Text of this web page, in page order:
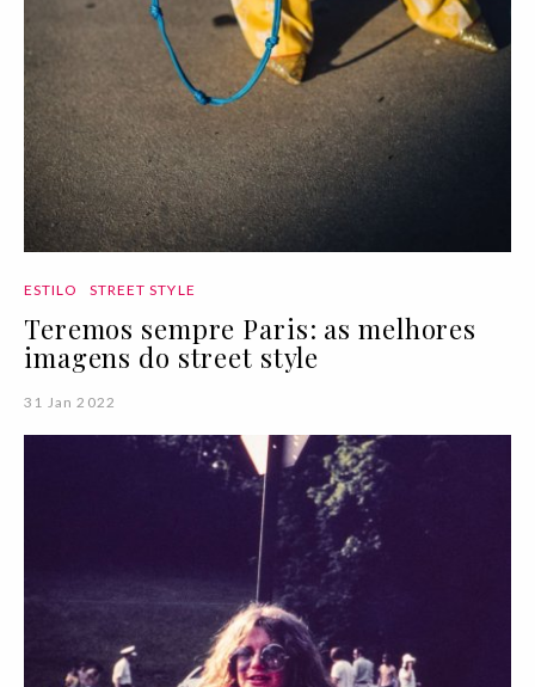
ESTILO STREET STYLE
Teremos sempre Paris: as melhores
imagens do street style
31 Jan 2022